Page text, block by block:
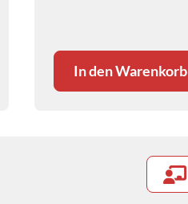
In den Warenkorb